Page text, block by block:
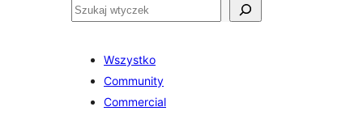
Szukaj
Wszystko
Community
Commercial